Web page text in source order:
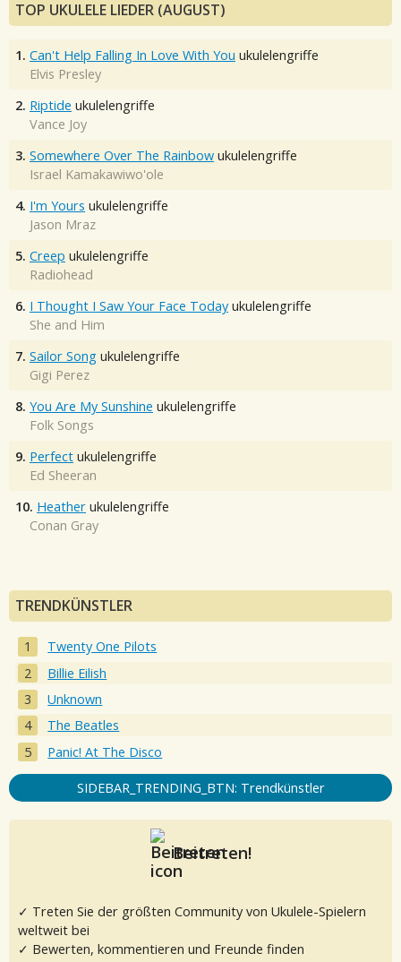
TOP UKULELE LIEDER (AUGUST)
1. Can't Help Falling In Love With You ukulelengriffe
Elvis Presley
2. Riptide ukulelengriffe
Vance Joy
3. Somewhere Over The Rainbow ukulelengriffe
Israel Kamakawiwo'ole
4. I'm Yours ukulelengriffe
Jason Mraz
5. Creep ukulelengriffe
Radiohead
6. I Thought I Saw Your Face Today ukulelengriffe
She and Him
7. Sailor Song ukulelengriffe
Gigi Perez
8. You Are My Sunshine ukulelengriffe
Folk Songs
9. Perfect ukulelengriffe
Ed Sheeran
10. Heather ukulelengriffe
Conan Gray
TRENDKÜNSTLER
Twenty One Pilots
Billie Eilish
Unknown
The Beatles
Panic! At The Disco
SIDEBAR_TRENDING_BTN: Trendkünstler
Beitreten!
✓ Treten Sie der größten Community von Ukulele-Spielern
weltweit bei
✓ Bewerten, kommentieren und Freunde finden